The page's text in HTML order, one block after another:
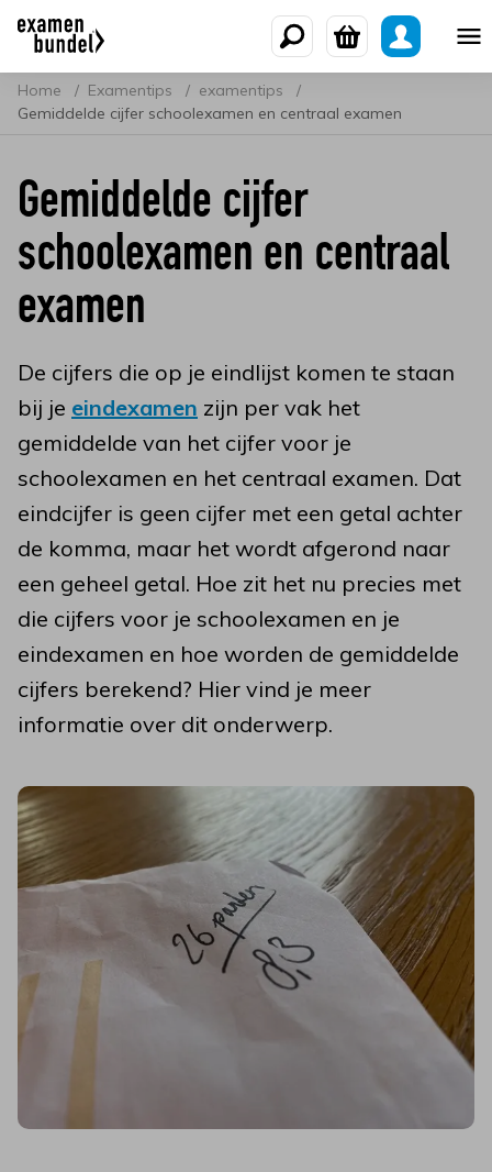
Home Examentips
examentips
Gemiddelde cijfer schoolexamen en centraal examen
Gemiddelde cijfer
schoolexamen en centraal
examen
De cijfers die op je eindlijst komen te staan
bij je eindexamen zijn per vak het
gemiddelde van het cijfer voor je
schoolexamen en het centraal examen. Dat
eindcijfer is geen cijfer met een getal achter
de komma, maar het wordt afgerond naar
een geheel getal. Hoe zit het nu precies met
die cijfers voor je schoolexamen en je
eindexamen en hoe worden de gemiddelde
cijfers berekend? Hier vind je meer
informatie over dit onderwerp.